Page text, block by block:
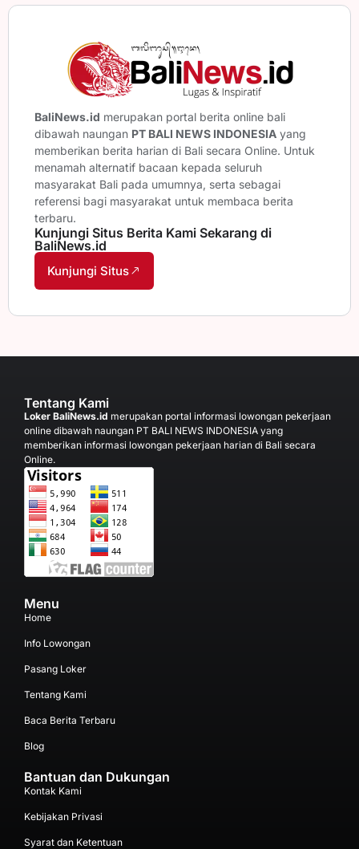
BaliNews.id merupakan portal berita online bali
dibawah naungan PT BALI NEWS INDONESIA yang
memberikan berita harian di Bali secara Online. Untuk
menamah alternatif bacaan kepada seluruh
masyarakat Bali pada umumnya, serta sebagai
referensi bagi masyarakat untuk membaca berita
terbaru.
Kunjungi Situs Berita Kami Sekarang di
BaliNews.id
Kunjungi Situs
Tentang Kami
Loker BaliNews.id merupakan portal informasi lowongan pekerjaan
online dibawah naungan PT BALI NEWS INDONESIA yang
memberikan informasi lowongan pekerjaan harian di Bali secara
Online.
Menu
Home
Info Lowongan
Pasang Loker
Tentang Kami
Baca Berita Terbaru
Blog
Bantuan dan Dukungan
Kontak Kami
Kebijakan Privasi
Syarat dan Ketentuan